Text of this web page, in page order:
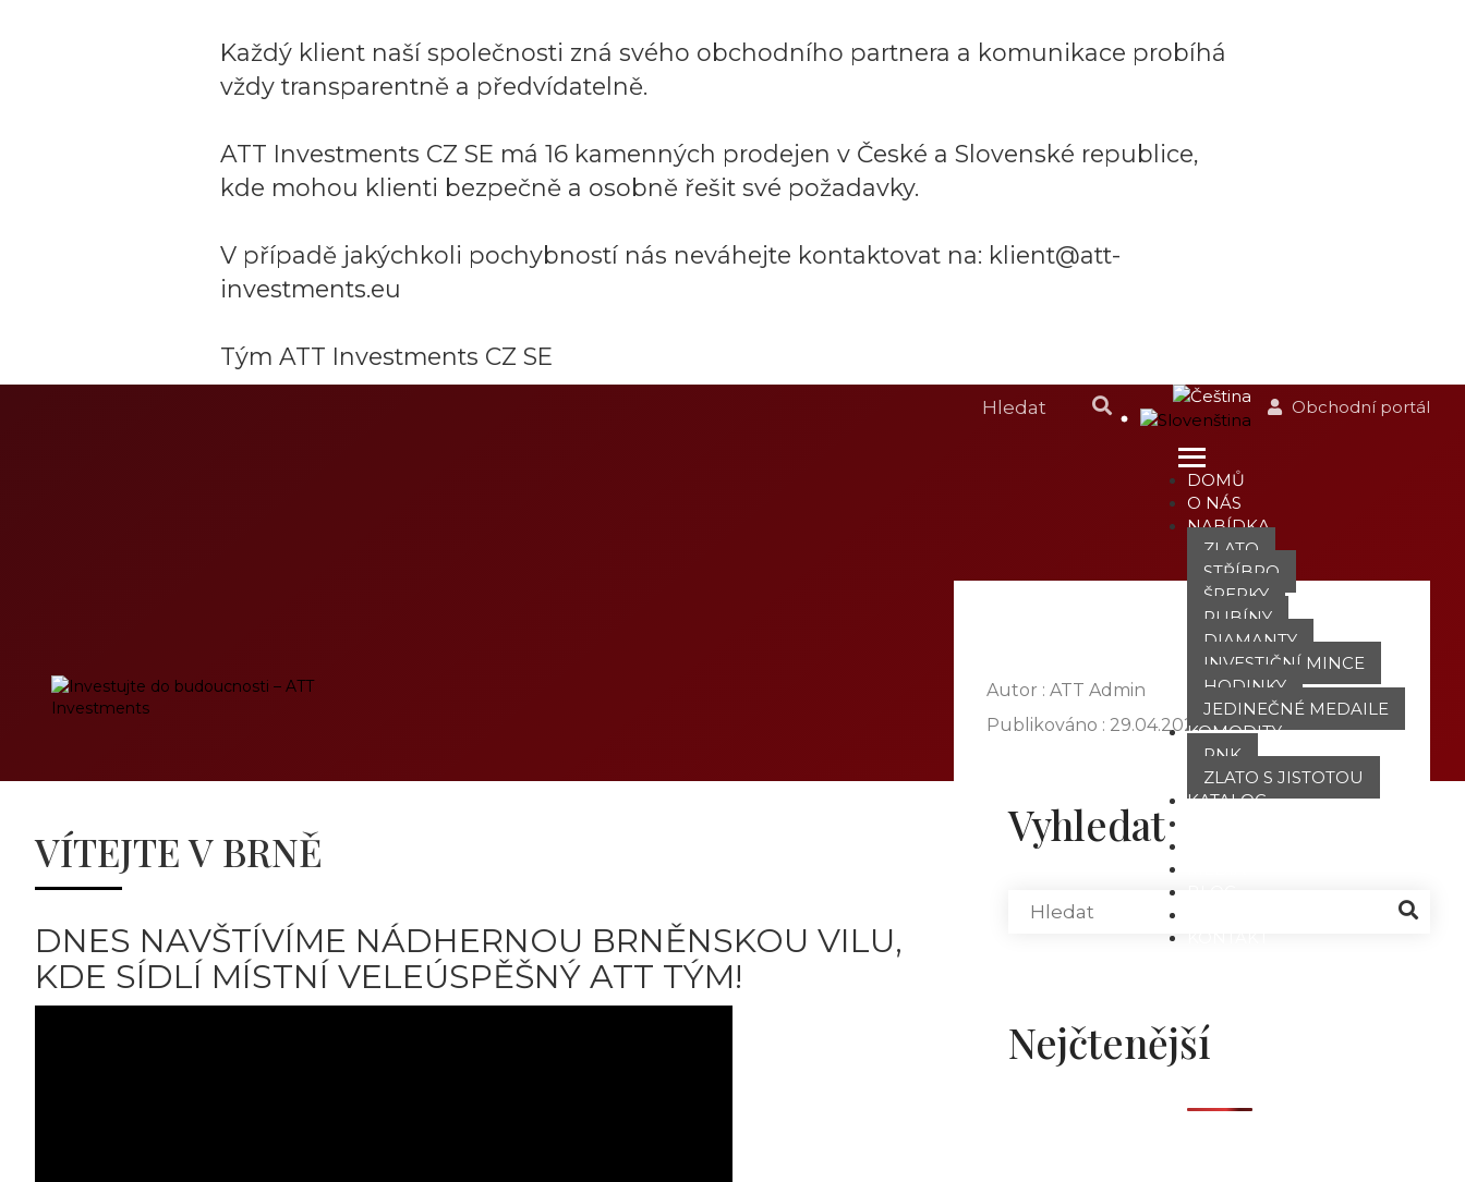
Každý klient naší společnosti zná svého obchodního partnera a komunikace probíhá
vždy transparentně a předvídatelně.
ATT Investments CZ SE má 16 kamenných prodejen v České a Slovenské republice,
kde mohou klienti bezpečně a osobně řešit své požadavky.
V případě jakýchkoli pochybností nás neváhejte kontaktovat na: klient@att-
investments.eu
Tým ATT Investments CZ SE
Obchodní portál
DOMŮ
O NÁS
NABÍDKA
ZLATO
STŘÍBRO
ŠPERKY
RUBÍNY
DIAMANTY
INVESTIČNÍ MINCE
HODINKY
JEDINEČNÉ MEDAILE
KOMODITY
PNK
ZLATO S JISTOTOU
KATALOG
Autor : ATT Admin
Publikováno : 29.04.2021
VÍTEJTE V BRNĚ
DNES NAVŠTÍVÍME NÁDHERNOU BRNĚNSKOU VILU,
KDE SÍDLÍ MÍSTNÍ VELEÚSPĚŠNÝ ATT TÝM!
Vyhledat
Nejčtenější